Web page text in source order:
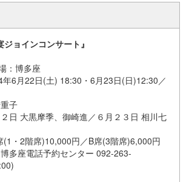
ジョインコンサート』
：博多座
6月22日(土) 18:30・6月23日(日)12:30／
子
日 大黒摩季、御崎進／６月２３日 相川七
(1・2階席)10,000円／B席(3階席)6,000円
多座電話予約センター 092-263-